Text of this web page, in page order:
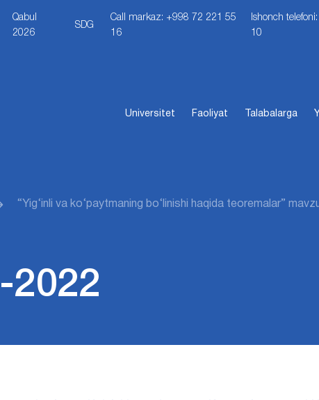
Qabul
2026
SDG
Call markaz: +998 72 221 55
16
Ishonch
10
Universitet Faoliyat Talabalarga
“Yig‘inli va ko‘paytmaning bo‘linishi haqida teoremalar”
2022